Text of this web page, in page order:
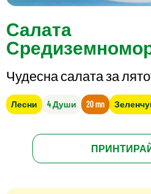
Салата
Чудесна салата за
Лесни 4 Души 20 mn